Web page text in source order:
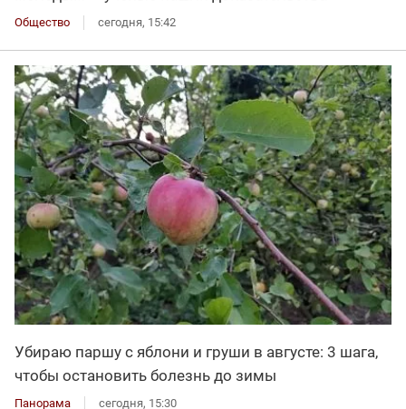
Общество сегодня, 15:42
Убираю паршу с яблони и груши в августе: 3 шага,
чтобы остановить болезнь до зимы
Панорама сегодня, 15:30